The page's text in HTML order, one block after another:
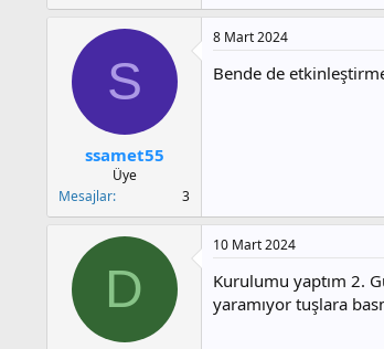
S
ssamet55
Üye
Mesajlar
3
8 Mart 2024
Bende de
D
10 Mart 2024
Kurulumu yaptım 2.
yaramıyor tuşlara